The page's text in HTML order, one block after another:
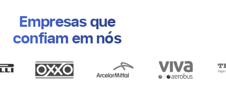
Empresas que
confiam em nós​